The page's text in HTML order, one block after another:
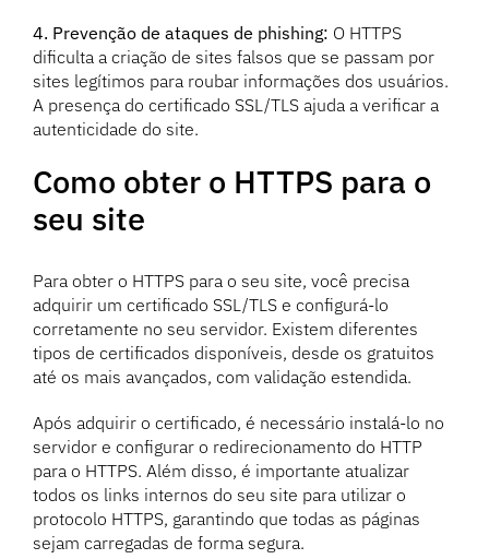
4. Prevenção de ataques de phishing: O HTTPS
dificulta a criação de sites falsos que se passam por
sites legítimos para roubar informações dos usuários.
A presença do certificado SSL/TLS ajuda a verificar a
autenticidade do site.
Como obter o HTTPS para o
seu site
Para obter o HTTPS para o seu site, você precisa
adquirir um certificado SSL/TLS e configurá-lo
corretamente no seu servidor. Existem diferentes
tipos de certificados disponíveis, desde os gratuitos
até os mais avançados, com validação estendida.
Após adquirir o certificado, é necessário instalá-lo no
servidor e configurar o redirecionamento do HTTP
para o HTTPS. Além disso, é importante atualizar
todos os links internos do seu site para utilizar o
protocolo HTTPS, garantindo que todas as páginas
sejam carregadas de forma segura.